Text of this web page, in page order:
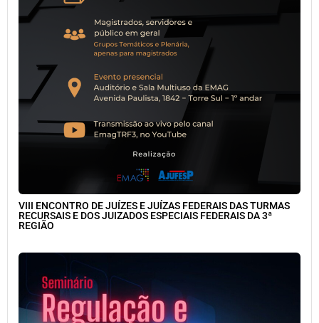
VIII ENCONTRO DE JUÍZES E JUÍZAS FEDERAIS DAS TURMAS
RECURSAIS E DOS JUIZADOS ESPECIAIS FEDERAIS DA 3ª
REGIÃO